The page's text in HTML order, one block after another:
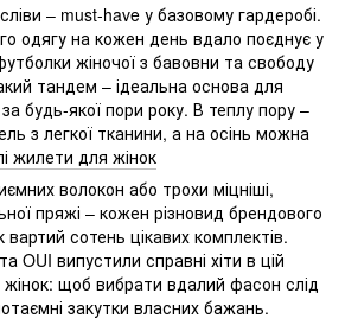
– must-have у базовому гардеробі.
одягу на кожен день вдало поєднує у
футболки жіночої з бавовни та свободу
тандем – ідеальна основа для
будь-якої пори року. В теплу пору –
з легкої тканини, а на осінь можна
жилети для жінок
волокон або трохи міцніші,
пряжі – кожен різновид брендового
вартий сотень цікавих комплектів.
OUI випустили справні хіти в цій
жінок: щоб вибрати вдалий фасон слід
закутки власних бажань.